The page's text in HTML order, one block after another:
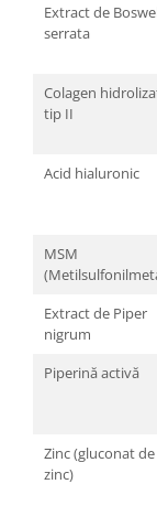
Extract de
serrata
Colagen
tip II
Acid hialuronic
MSM
Extract de Piper
nigrum
Piperină activă
Zinc (gluconat de
zinc)